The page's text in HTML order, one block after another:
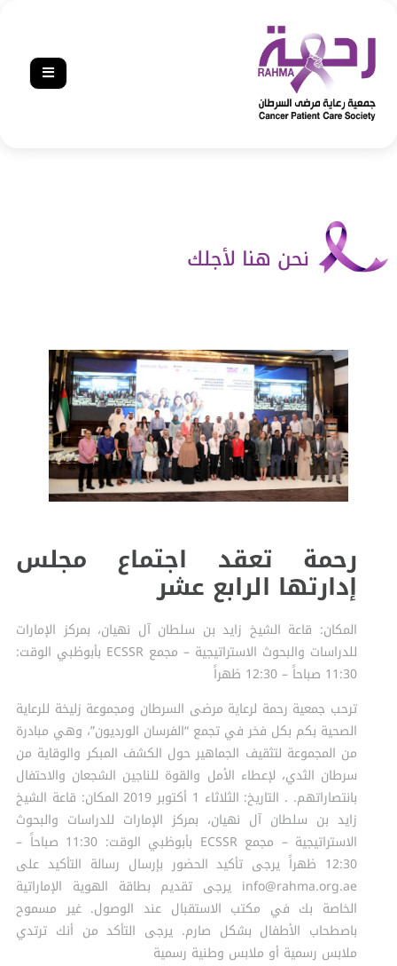
نحن هنا لأجلك‎‎
رحمة تعقد اجتماع مجلس
إدارتها الرابع عشر
المكان: قاعة الشيخ زايد بن سلطان آل نهيان، بمركز الإمارات
للدراسات والبحوث الاستراتيجية – مجمع ECSSR بأبوظبي الوقت:
11:30 صباحاً – 12:30 ظهراً
ترحب جمعية رحمة لرعاية مرضى السرطان ومجموعة زليخة للرعاية
الصحية بكم بكل فخر في تجمع “الفرسان الورديون”، وهي مبادرة
من المجموعة لتثقيف الجماهير حول الكشف المبكر والوقاية من
سرطان الثدي، لإعطاء الأمل والقوة للناجين الشجعان والاحتفال
بانتصاراتهم. . التاريخ: الثلاثاء 1 أكتوبر 2019 المكان: قاعة الشيخ
زايد بن سلطان آل نهيان، بمركز الإمارات للدراسات والبحوث
الاستراتيجية – مجمع ECSSR بأبوظبي الوقت: 11:30 صباحاً –
12:30 ظهراً يرجى تأكيد الحضور بإرسال رسالة التأكيد على
info@rahma.org.ae يرجى تقديم بطاقة الهوية الإماراتية
الخاصة بك في مكتب الاستقبال عند الوصول. غير مسموح
باصطحاب الأطفال بشكل صارم. يرجى التأكد من أنك ترتدي
ملابس رسمية أو ملابس وطنية رسمية